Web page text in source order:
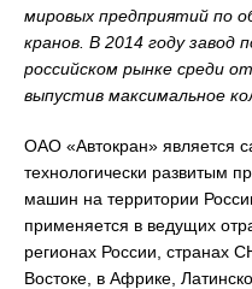
мировых предприятий по
кранов. В 2014 году завод
российском рынке среди
выпустив максимальное
ОАО «Автокран» является
технологически развитым
машин на территории
применяется в ведущих
регионах России, странах
Востоке, в Африке,